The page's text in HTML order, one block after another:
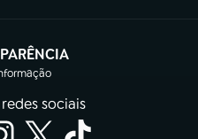
em nova aba)
sociais